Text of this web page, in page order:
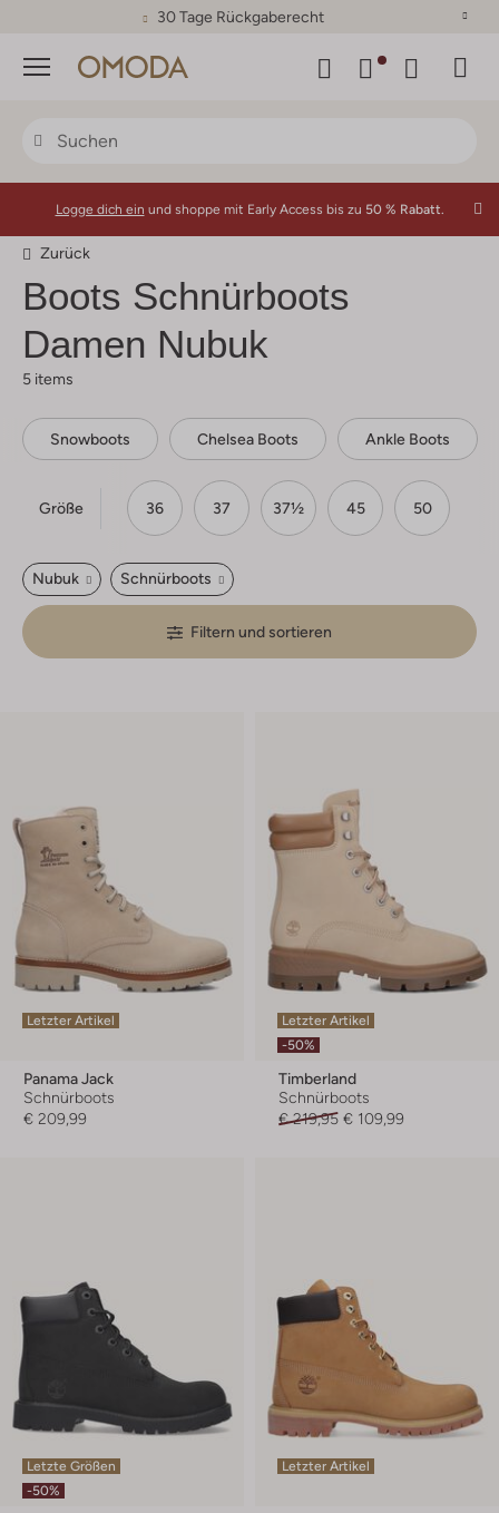
30 Tage Rückgaberecht
Menü
Logge dich ein und shoppe mit Early Access bis zu 50 % Rabatt.
Zurück
Boots Schnürboots
Damen Nubuk
5 items
Snowboots Chelsea Boots Ankle Boots
Größe 36 37 37½ 45 50
Nubuk Schnürboots
Filtern und sortieren
Letzter Artikel
Panama Jack
Schnürboots
€ 209,99
Letzter Artikel
-50%
Timberland
Schnürboots
€ 219,95 € 109,99
Letzte Größen
-50%
Letzter Artikel